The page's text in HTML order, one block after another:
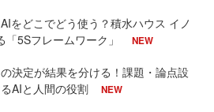
をどこでどう使う？積水ハウス イノ
5Sフレームワーク」
NEW
決定が結果を分ける！課題・論点設
AIと人間の役割
NEW